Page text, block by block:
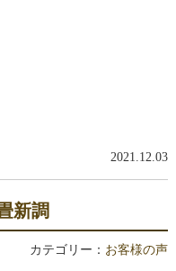
2021.12.03
新調
カテゴリー： お客様の声